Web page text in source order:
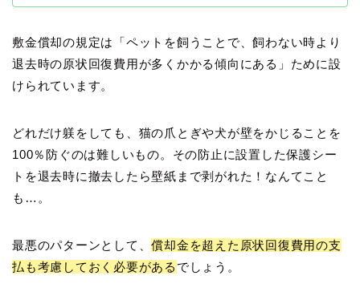
敷金償却の規定は「ペットを飼うことで、飼わない時より
退去時の原状回復費用が多くかかる傾向にある」ために設
けられています。
どれだけ躾をしても、猫の爪とぎや犬が壁をかじることを
100％防ぐのは難しいもの。その防止に設置した保護シー
トを退去時に撤去したら壁紙まで剥がれた！なんてこと
も…。
最悪のパターンとして、償却金を超えた原状回復費用の支
払も考慮しておく必要がある でしょう。